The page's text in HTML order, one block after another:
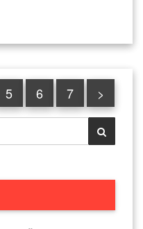
5 6 7 >